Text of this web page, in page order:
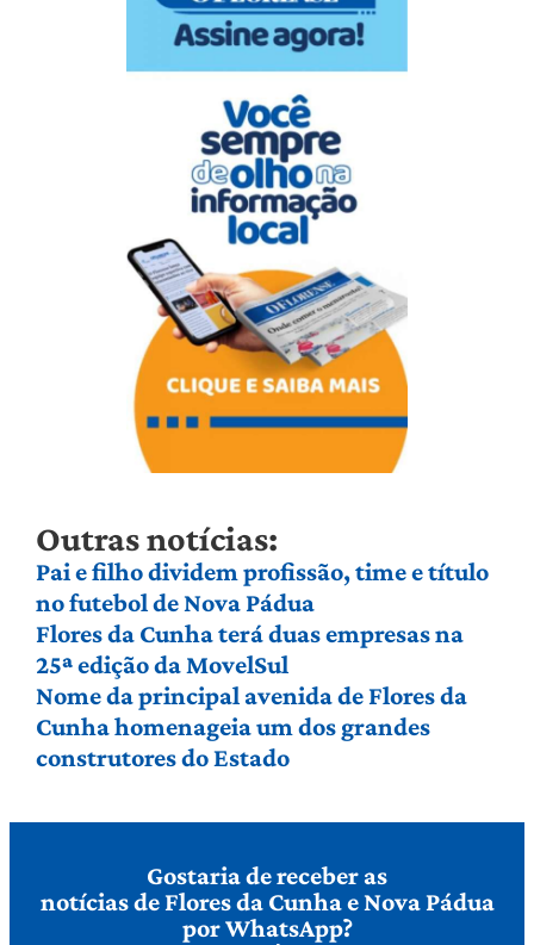
Outras notícias:
Pai e filho dividem profissão, time e título
no futebol de Nova Pádua
Flores da Cunha terá duas empresas na
25ª edição da MovelSul
Nome da principal avenida de Flores da
Cunha homenageia um dos grandes
construtores do Estado
Gostaria de receber as
notícias de Flores da Cunha e Nova Pádua
por WhatsApp?